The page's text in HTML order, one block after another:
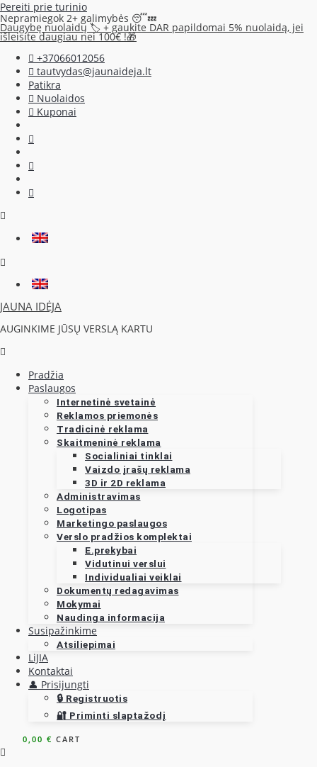
Pereiti prie turinio
Nepramiegok 2+ galimybės 😴💤
Daugybę nuolaidų 🏷️ + gaukite DAR papildomai 5% nuolaidą, jei
išleisite daugiau nei 100€ !🎁
+37066012056
tautvydas@jaunaideja.lt
Patikra
Nuolaidos
Kuponai
JAUNA IDĖJA
AUGINKIME JŪSŲ VERSLĄ KARTU
Pradžia
Paslaugos
Internetinė svetainė
Reklamos priemonės
Tradicinė reklama
Skaitmeninė reklama
Socialiniai tinklai
Vaizdo įrašų reklama
3D ir 2D reklama
Administravimas
Logotipas
Marketingo paslaugos
Verslo pradžios komplektai
E.prekybai
Vidutinui verslui
Individualiai veiklai
Dokumentų redagavimas
Mokymai
Naudinga informacija
Susipažinkime
Atsiliepimai
LiJIA
Kontaktai
👤 Prisijungti
🔒 Registruotis
🔐 Priminti slaptažodį
0,00 € CART